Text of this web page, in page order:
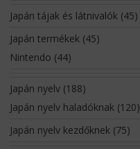
Japán tájak és látnivalók(45)
Japán termékek(45)
Nintendo (44)
Japán nyelv(188)
Japán nyelv haladóknak(120)
Japán nyelv kezdőknek(75)